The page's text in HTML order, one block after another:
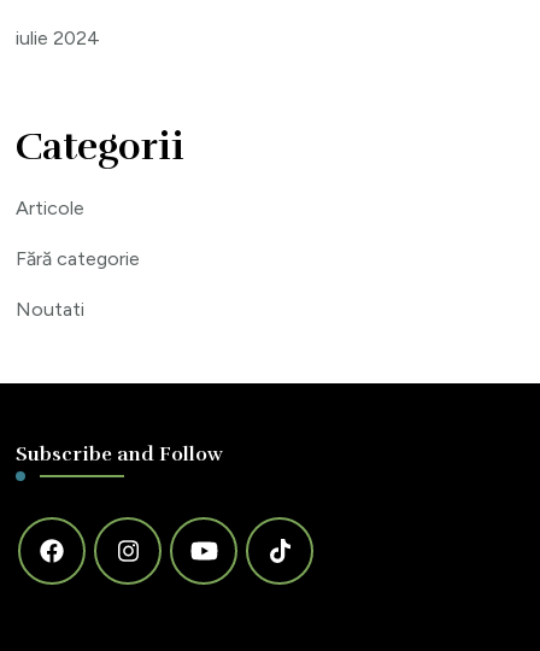
iulie 2024
Categorii
Articole
Fără categorie
Noutati
Subscribe and Follow